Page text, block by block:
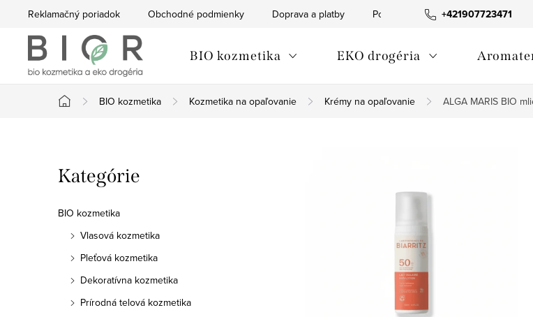
+421907723471
Reklamačný poriadok Obchodné podmienky Doprava a platby Podmienky ochrany osobných údajov
BIO kozmetika EKO drogéria
Domov
BIO kozmetika Kozmetika na opaľovanie Krémy na opaľovanie ALGA MARIS BIO
o
č
n
Preskočiť
kategórie
Kategórie
BIO kozmetika
Vlasová kozmetika
Pleťová kozmetika
Dekoratívna kozmetika
Prírodná telová kozmetika